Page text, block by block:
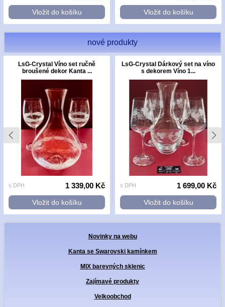
Novinky na webu
Kanta se Swarovski kamínkem
MIX barevných sklenic
Zajímavé produkty
Velkoobchod
Vložit do košíku Vložit do košíku
nové produkty
LsG-Crystal Víno set ručně
broušené dekor Kanta ...
s DPH 1 339,00 Kč
Vložit do košíku
LsG-Crystal Dárkový set na víno
s dekorem Víno 1...
s DPH 1 699,00 Kč
Vložit do košíku